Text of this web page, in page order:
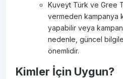
Kuveyt Türk ve Gree
vermeden kampanya
yapabilir veya
nedenle, güncel
önemlidir.
Kimler İçin Uygun?